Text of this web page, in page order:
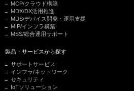
MCP/クラウド構築
MDX/DX活用推進
MDS/デバイス開発・運用支援
MIP/インフラ構築
MSS/総合運用サポート
製品・サービスから探す
サポートサービス
インフラ/ネットワーク
セキュリティ
IoTソリューション